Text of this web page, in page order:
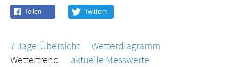
7-Tage-Übersicht
Wetterdiagramm
Wettertrend
aktuelle Messwerte